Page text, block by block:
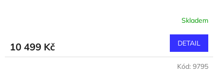
Skladem
10 499 Kč DETAIL
Kód: 9795